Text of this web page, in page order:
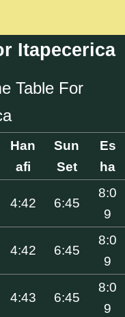
Itapecerica
Table For
Han
afi
Sun
Set
Es
ha
4:42 6:45
8:0
9
4:42 6:45
8:0
9
4:43 6:45
8:0
9